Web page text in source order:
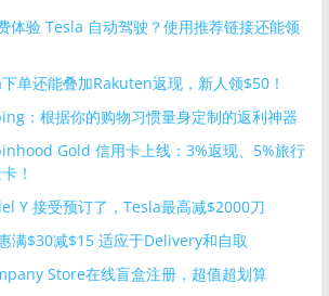
体验 Tesla 自动驾驶？使用推荐链接还能领
下单还能叠加Rakuten返现，新人领$50！
：根据你的购物习惯量身定制的返利神器
Gold 信用卡上线：3%返现、5%旅行
！
Y 接受预订了，Tesla最高减$2000刀
满$30减$15 适应于Delivery和自取
Store在线盲盒注册，超值超划算